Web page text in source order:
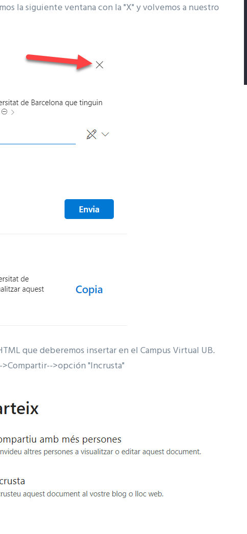
la siguiente ventana con la "X" y volvemos a nuestro
que deberemos insertar en el Campus Virtual UB.
>opción "Incrusta"